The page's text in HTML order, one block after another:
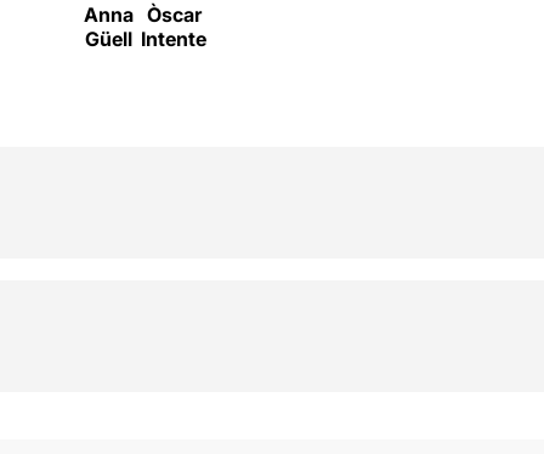
Anna
Güell
Òscar
Intente